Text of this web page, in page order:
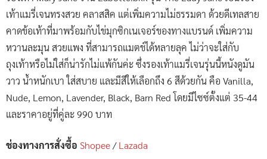
เท้าแมรี่เจนทรงสวย คลาสสิค แต่เพิ่มความไม่ธรรมดา ด้วยดีเทลสาย
คาดข้อเท้าที่มาพร้อมกับไข่มุกซิกเนเจอร์ของทางแบรนด์ เพิ่มความ
หวานละมุน สวยแพง ที่สามารถแมตช์ได้หลายลุค ไม่ว่าจะใส่กับ
ถุงเท้าหรือไม่ใส่ก็น่ารักไม่แพ้กันค่ะ ซึ่งรองเท้าแมรี่เจนรุ่นนี้หนังดูมัน
วาว น้ำหนักเบา ใส่สบาย และมีสีให้เลือกถึง 6 สีด้วยกัน คือ Vanilla,
Nude, Lemon, Lavender, Black, Barn Red โดยมีไซซ์ตั้งแต่ 35-44
และราคาอยู่ที่คู่ละ 990 บาท
ช่องทางการสั่งซื้อ Shopee/Lazada